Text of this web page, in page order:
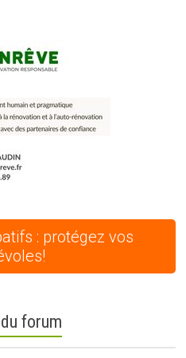
: protégez vos
forum